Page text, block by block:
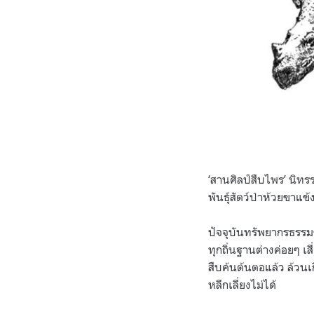
‘สานศิลป์สืบไพร’ นิ
พันธุ์สัตว์ป่าห้วยขาแข้
ปัจจุบันทรัพยากรธรร
ทุกถิ่นฐานต่างค่อยๆ เ
สืบค้นต้นตอแล้ว ล้วนเ
หลีกเลี่ยงไม่ได้